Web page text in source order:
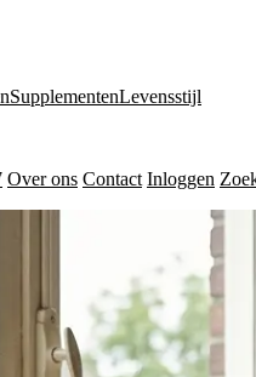
SupplementenLevensstijl
Over ons Contact Inloggen